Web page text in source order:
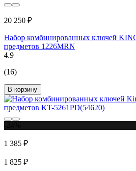
20 250 ₽
Набор комбинированных ключей
предметов 1226MRN
4.9
(16)
В корзину
1 385 ₽
1 825 ₽